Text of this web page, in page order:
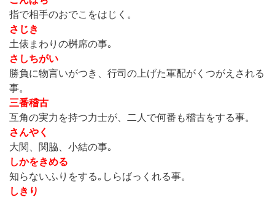
指で相手のおでこをはじく。
さじき
土俵まわりの桝席の事｡
さしちがい
勝負に物言いがつき、行司の上げた軍配がくつがえされる
事。
三番稽古
互角の実力を持つ力士が、二人で何番も稽古をする事。
さんやく
大関、関脇、小結の事｡
しかをきめる
知らないふりをする｡しらばっくれる事。
しきり